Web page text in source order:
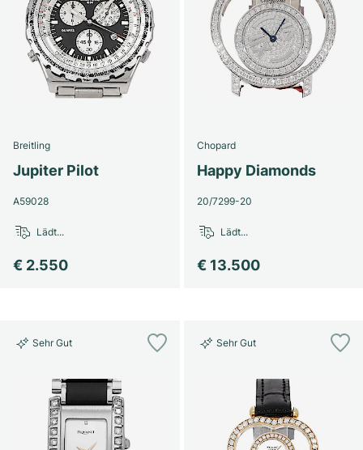
Breitling
Jupiter Pilot
A59028
€ 2.550
Lädt...
Chopard
Happy Diamonds
20/7299-20
€ 13.500
Lädt...
Sehr Gut Sehr Gut